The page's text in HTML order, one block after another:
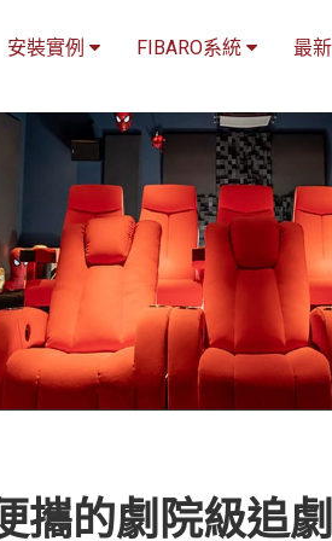
安裝實例 FIBARO系統 最
攜的劇院級追